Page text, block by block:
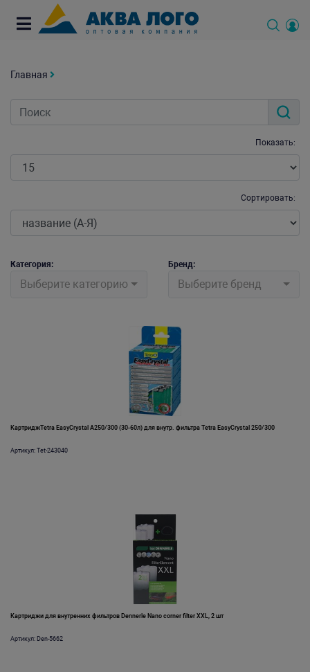
Главная
Показать:
Сортировать:
Категория:
Выберите категорию
Бренд:
Выберите бренд
КартриджTetra EasyCrystal A250/300 (30-60л) для внутр. фильтра Tetra EasyCrystal 250/300
Артикул: Tet-243040
Картриджи для внутренних фильтров Dennerle Nano corner filter XXL, 2 шт
Артикул: Den-5662